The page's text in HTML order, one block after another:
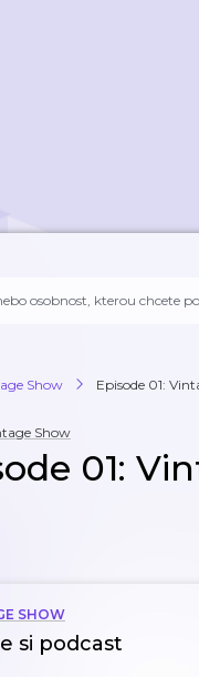
Show Episode 01:
Show
01:
SHOW
si podcast